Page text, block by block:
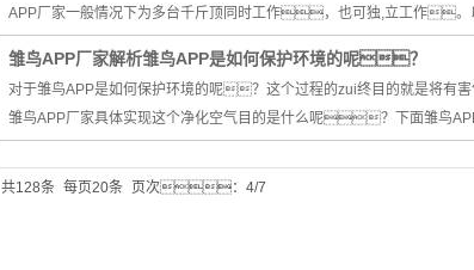
APP厂家一般情况下为多台千斤顶同时工作，也可独,立工作
雏鸟APP厂家解析雏鸟APP是如何保护环境的呢？
对于雏鸟APP是如何保护环境的呢？这个过程的zui终目的就是将
雏鸟APP厂家具体实现这个净化空气目的是什么呢？下面雏鸟
共128条 每页20条 页次：4/7